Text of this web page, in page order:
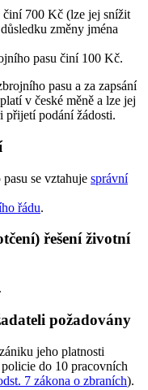
činí 700 Kč (lze jej snížit
změny jména
pasu činí 100 Kč.
pasu a za zapsání
v české měně a lze jej
podání žádosti.
se vztahuje správní
řádu.
řešení životní
požadovány
jeho platnosti
do 10 pracovních
7 zákona o zbraních).